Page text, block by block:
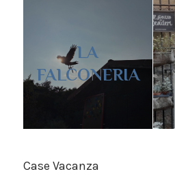
LA
FALCONERIA
Case Vacanza